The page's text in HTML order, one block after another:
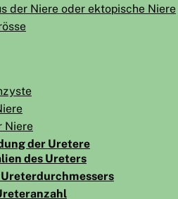
EMBRYO
ORGANO
ATLASEMBRYOLOGY
der Niere oder ektopische Niere
Niere
der Uretere
des Ureters